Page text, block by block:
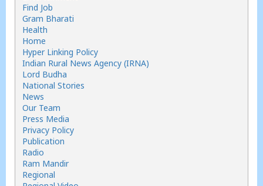
Find Job
Gram Bharati
Health
Home
Hyper Linking Policy
Indian Rural News Agency (IRNA)
Lord Budha
National Stories
News
Our Team
Press Media
Privacy Policy
Publication
Radio
Ram Mandir
Regional